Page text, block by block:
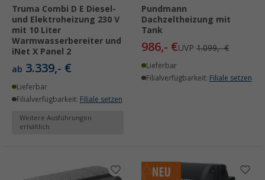
Truma Combi D E Diesel-
und Elektroheizung 230 V
mit 10 Liter
Warmwasserbereiter und
iNet X Panel 2
ab 3.339,- €
Lieferbar
Filialverfügbarkeit: Filiale setzen
Weitere Ausführungen
erhältlich
Pundmann
Dachzeltheizung mit
Tank
986,- €UVP 1.099,- €
Lieferbar
Filialverfügbarkeit: Filiale setzen